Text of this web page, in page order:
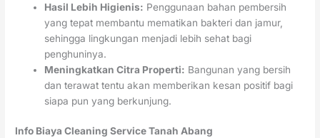
Hasil Lebih Higienis: Penggunaan bahan pembersih
yang tepat membantu mematikan bakteri dan jamur,
sehingga lingkungan menjadi lebih sehat bagi
penghuninya.
Meningkatkan Citra Properti: Bangunan yang bersih
dan terawat tentu akan memberikan kesan positif bagi
siapa pun yang berkunjung.
Info Biaya Cleaning Service Tanah Abang